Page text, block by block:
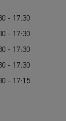
- 17:30
- 17:30
- 17:30
- 17:30
- 17:15